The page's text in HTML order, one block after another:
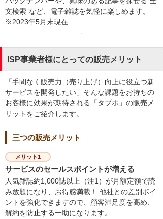
文検索”など、電子雑誌を気軽に楽しめます。
※2023年5月末現在
ISP事業者様にとっての販売メリット
「手間なく販売力（売り上げ）向上に役立つ新
サービスを開発したい」そんな課題をお持ちの
お客様に効果が期待される「タブホ」の販売メ
リットをご紹介します。
三つの販売メリット
メリット1
サービスのセールスポイントが増える
人気雑誌約1,000誌以上（注1）が月額定額で読
み放題になり、お得感満載！ 他社との差別ポイ
ントを強化できますので、顧客満足度を高め、
解約を防止する一助になります。